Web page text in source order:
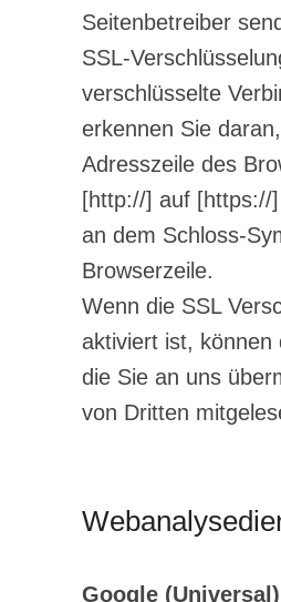
Seitenbetreiber
SSL-
verschlüsselte
erkennen Sie
Adresszeile des
[http://] auf [https://
an dem Schloss-
Browserzeile.
Wenn die SSL
aktiviert ist, können
die Sie an uns
von Dritten
Google